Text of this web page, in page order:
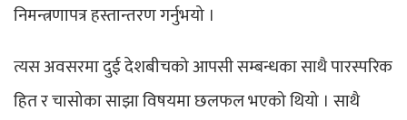
निमन्त्रणापत्र हस्तान्तरण गर्नुभयो ।
त्यस अवसरमा दुई देशबीचको आपसी सम्बन्धका साथै पारस्परिक
हित र चासोका साझा विषयमा छलफल भएको थियो । साथै